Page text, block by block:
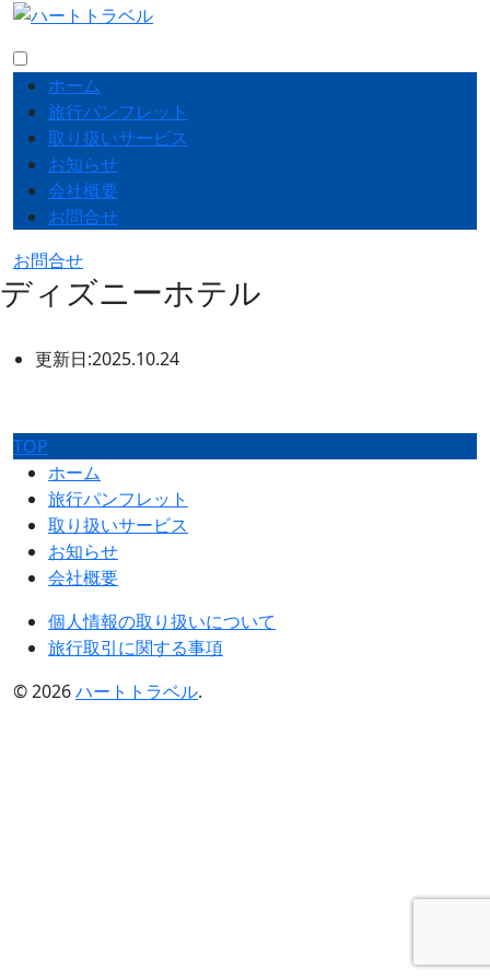
ホーム
旅行パンフレット
取り扱いサービス
お知らせ
会社概要
お問合せ
お問合せ
ディズニーホテル
更新日:2025.10.24
TOP
ホーム
旅行パンフレット
取り扱いサービス
お知らせ
会社概要
個人情報の取り扱いについて
旅行取引に関する事項
© 2026ハートトラベル.